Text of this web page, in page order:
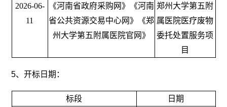
2026-06-
11
《河南省政府采购网》《河南
省公共资源交易中心网》《郑
州大学第五附属医院官网》
郑州大学第五附
属医院医疗废物
委托处置服务项
目
5、开标日期：
标段
日期